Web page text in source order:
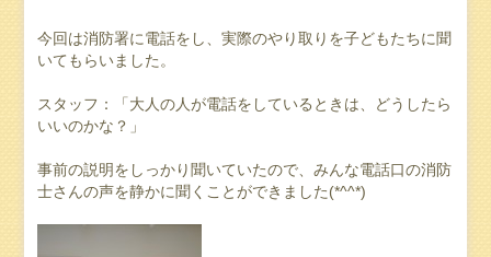
今回は消防署に電話をし、実際のやり取りを子どもたちに聞
いてもらいました。
スタッフ：「大人の人が電話をしているときは、どうしたら
いいのかな？」
事前の説明をしっかり聞いていたので、みんな電話口の消防
士さんの声を静かに聞くことができました(*^^*)